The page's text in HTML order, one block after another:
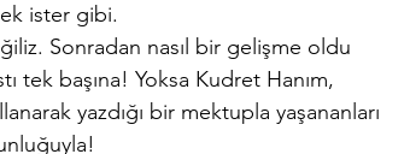
ister gibi.
Sonradan nasıl bir gelişme oldu
tek başına! Yoksa Kudret Hanım,
yazdığı bir mektupla yaşananları